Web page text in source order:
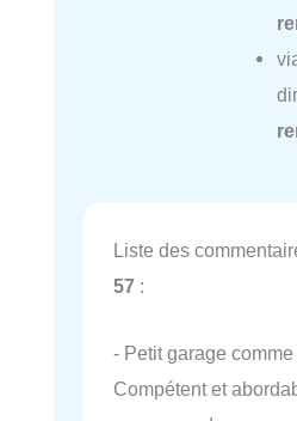
Liste des
57 :
- Petit garage
Compétent et